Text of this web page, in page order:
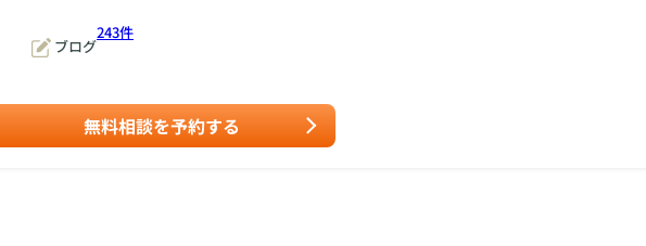
ブログ
243件
無料相談を予約する